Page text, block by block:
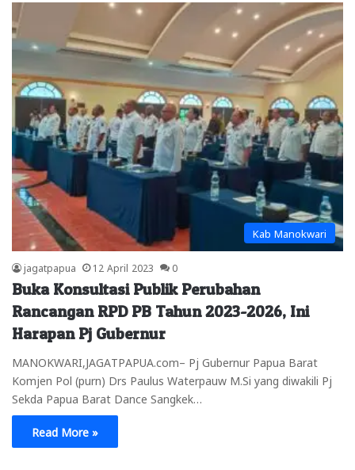
Kab Manokwari
jagatpapua 12 April 2023 0
Buka Konsultasi Publik Perubahan
Rancangan RPD PB Tahun 2023-2026, Ini
Harapan Pj Gubernur
MANOKWARI,JAGATPAPUA.com– Pj Gubernur Papua Barat
Komjen Pol (purn) Drs Paulus Waterpauw M.Si yang diwakili Pj
Sekda Papua Barat Dance Sangkek…
Read More »